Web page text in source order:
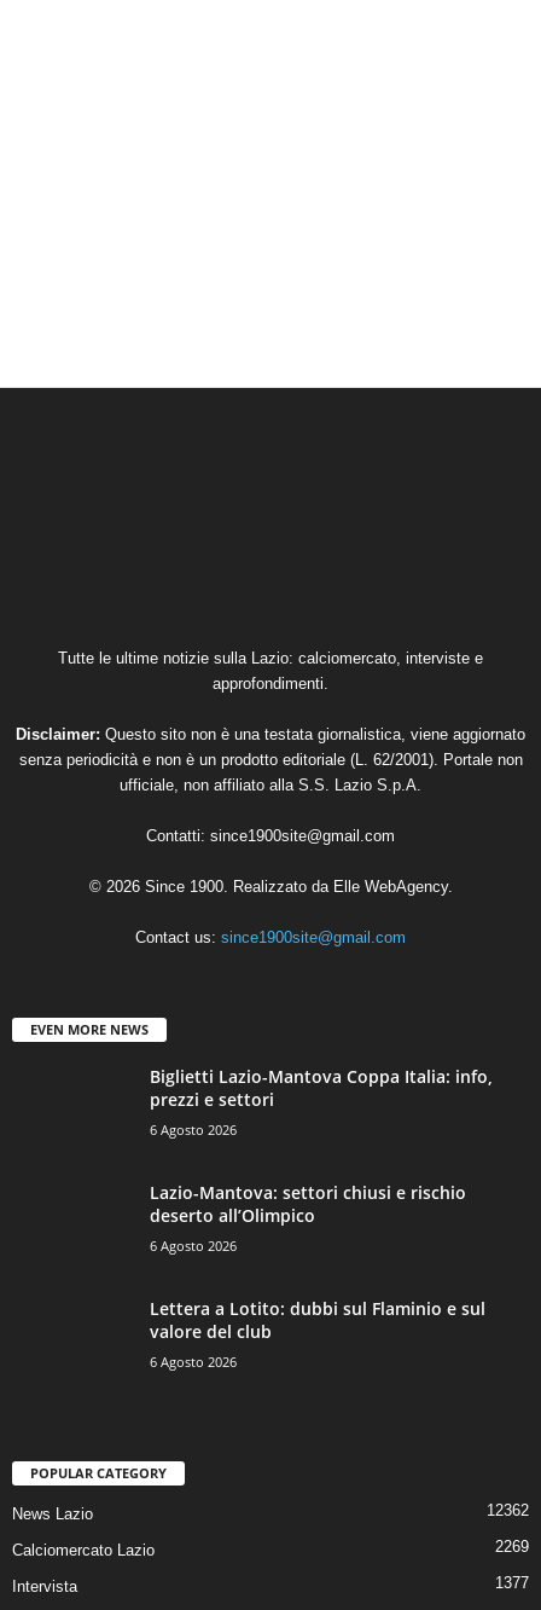
Tutte le ultime notizie sulla Lazio: calciomercato, interviste e
approfondimenti.
Disclaimer: Questo sito non è una testata giornalistica, viene aggiornato
senza periodicità e non è un prodotto editoriale (L. 62/2001). Portale non
ufficiale, non affiliato alla S.S. Lazio S.p.A.
Contatti: since1900site@gmail.com
© 2026 Since 1900. Realizzato da Elle WebAgency.
Contact us: since1900site@gmail.com
EVEN MORE NEWS
Biglietti Lazio-Mantova Coppa Italia: info,
prezzi e settori
6 Agosto 2026
Lazio-Mantova: settori chiusi e rischio
deserto all’Olimpico
6 Agosto 2026
Lettera a Lotito: dubbi sul Flaminio e sul
valore del club
6 Agosto 2026
POPULAR CATEGORY
News Lazio 12362
Calciomercato Lazio 2269
Intervista
1377